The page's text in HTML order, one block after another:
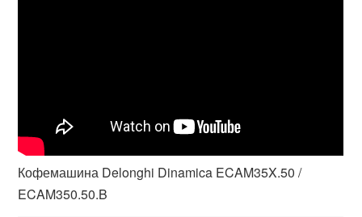
Кофемашина Delonghi Dinamica ECAM35X.50 /
ECAM350.50.B